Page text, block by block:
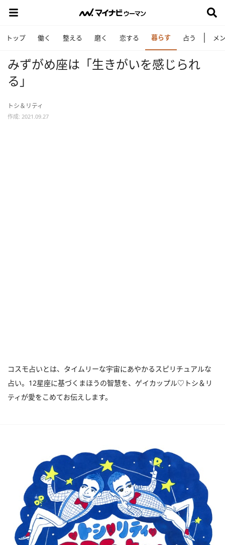
トップ 働く 整える 磨く 恋する 暮らす 占う メ
みずがめ座は「生きがいを感じられ
る」
トシ＆リティ
作成: 2021.09.27
コスモ占いとは、タイムリーな宇宙にあやかるスピリチュアルな
占い。12星座に基づくまほうの智慧を、ゲイカップル♡トシ＆リ
ティが愛をこめてお伝えします。